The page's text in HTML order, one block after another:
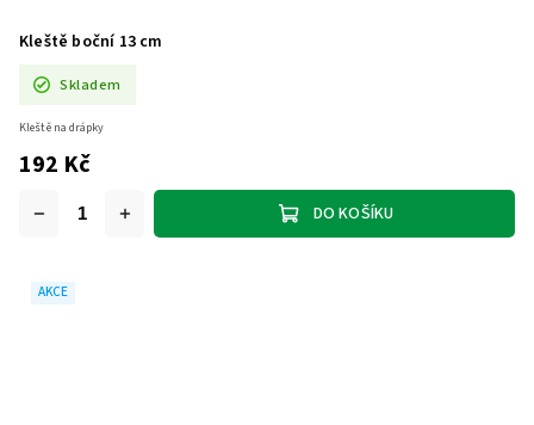
Kleště boční 13 cm
Skladem
192 Kč
DO KOŠÍKU
Kleště na drápky
AKCE